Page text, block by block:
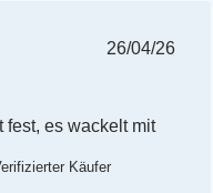
26/04/26
fest, es wackelt mit
Käufer